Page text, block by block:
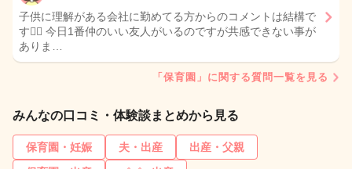
子供に理解がある会社に勤めてる方からのコメントは結構で
す🙇‍♀️ 今日1番仲のいい友人がいるのですが共感できない事が
ありま…
「保育園」に関する質問一覧を見る
みんなの口コミ・体験談まとめから見る
保育園・妊娠 夫・出産
出産・父親